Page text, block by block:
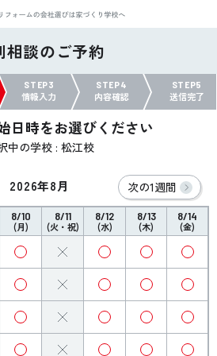
相談のご予約
STEP3
情報入力
STEP4
内容確認
STEP5
送信完了
日時をお選びください
中の学校 : 松江校
2026年8月 次の1週間
8/10
(月)
8/11
(火・祝)
8/12
(水)
8/13
(木)
8/14
(金)